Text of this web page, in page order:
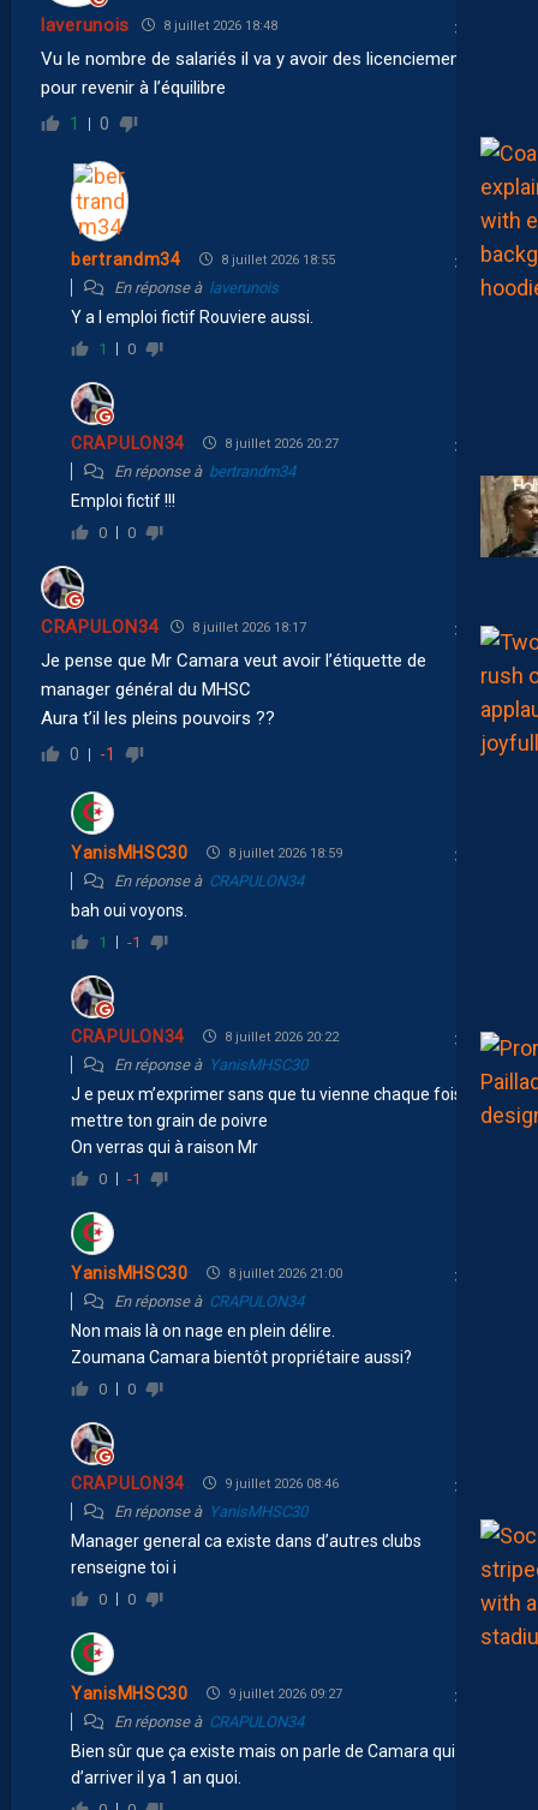
laverunois 8 juillet 2026 18:48
Vu le nombre de salariés il va y avoir des licenciements
pour revenir à l’équilibre
1 0
bertrandm34 8 juillet 2026 18:55
En réponse à laverunois
Y a l emploi fictif Rouviere aussi.
1 0
CRAPULON34 8 juillet 2026 20:27
En réponse à bertrandm34
Emploi fictif !!!
0 0
CRAPULON34 8 juillet 2026 18:17
Je pense que Mr Camara veut avoir l’étiquette de
manager général du MHSC
Aura t’il les pleins pouvoirs ??
0 -1
YanisMHSC30 8 juillet 2026 18:59
En réponse à CRAPULON34
bah oui voyons.
1 -1
CRAPULON34 8 juillet 2026 20:22
En réponse à YanisMHSC30
J e peux m’exprimer sans que tu vienne chaque fois
mettre ton grain de poivre
On verras qui à raison Mr
0 -1
YanisMHSC30 8 juillet 2026 21:00
En réponse à CRAPULON34
Non mais là on nage en plein délire.
Zoumana Camara bientôt propriétaire aussi?
0 0
CRAPULON34 9 juillet 2026 08:46
En réponse à YanisMHSC30
Manager general ca existe dans d’autres clubs
renseigne toi i
0 0
YanisMHSC30 9 juillet 2026 09:27
En réponse à CRAPULON34
Bien sûr que ça existe mais on parle de Camara qui vient
d’arriver il ya 1 an quoi.